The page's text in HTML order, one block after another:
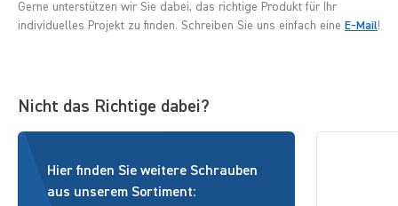
Gerne unterstützen wir Sie dabei, das richtige Produkt für Ihr
individuelles Projekt zu finden. Schreiben Sie uns einfach eine E-Mail!
Nicht das Richtige dabei?
Hier finden Sie weitere Schrauben
aus unserem Sortiment: